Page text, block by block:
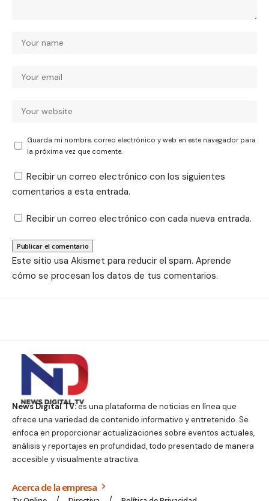
Guarda mi nombre, correo electrónico y web en este navegador para
la próxima vez que comente.
Recibir un correo electrónico con los siguientes
comentarios a esta entrada.
Recibir un correo electrónico con cada nueva entrada.
Este sitio usa Akismet para reducir el spam. Aprende
cómo se procesan los datos de tus comentarios.
News Digital TV:es una plataforma de noticias en línea que
ofrece una variedad de contenido informativo y entretenido. Se
enfoca en proporcionar actualizaciones sobre eventos actuales,
análisis y reportajes en profundidad, todo presentado de manera
accesible y visualmente atractiva.
Acerca de la empresa